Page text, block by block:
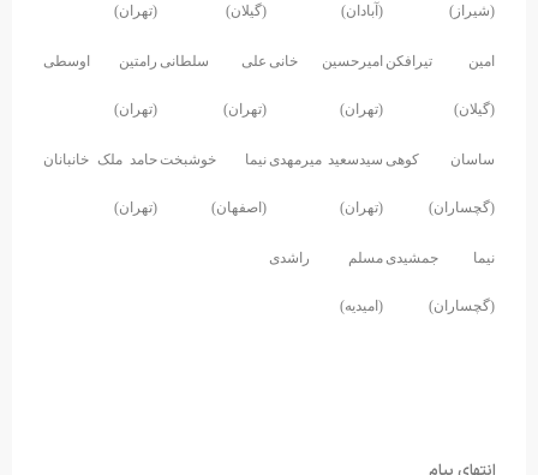
(شیراز) (آبادان) (گیلان) (تهران)
امین تیرافکن
(گیلان)
امیرحسین خانی
(تهران)
علی سلطانی
(تهران)
رامتین اوسطی
(تهران)
ساسان کوهی
(گچساران)
سیدسعید میرمهدی
(تهران)
نیما خوشبخت
(اصفهان)
حامد ملک خانبانان
(تهران)
نیما جمشیدی
(گچساران)
مسلم راشدی
(امیدیه)